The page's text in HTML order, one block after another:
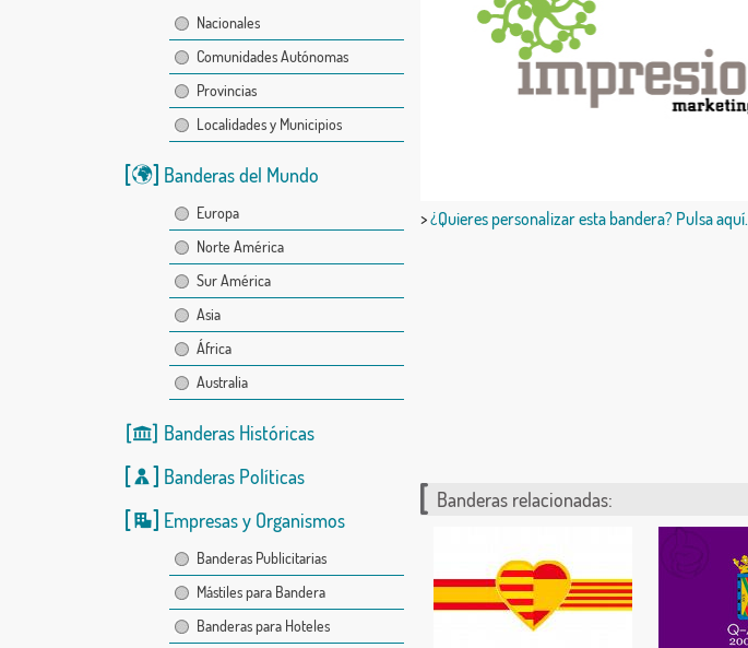
Nacionales
Comunidades Autónomas
Provincias
Localidades y Municipios
Banderas del Mundo
Europa
Norte América
Sur América
Asia
África
Australia
Banderas Históricas
Banderas Políticas
Empresas y Organismos
Banderas Publicitarias
Mástiles para Bandera
Banderas para Hoteles
>¿Quieres personalizar esta bandera? Pulsa aquí.
Banderas relacionadas: